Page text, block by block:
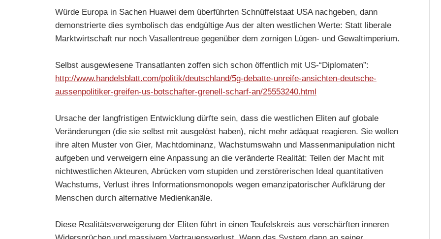
Würde Europa in Sachen Huawei dem überführten Schnüffelstaat USA nachgeben, dann
demonstrierte dies symbolisch das endgültige Aus der alten westlichen Werte: Statt liberale
Marktwirtschaft nur noch Vasallentreue gegenüber dem zornigen Lügen- und Gewaltimperium.
Selbst ausgewiesene Transatlanten zoffen sich schon öffentlich mit US-“Diplomaten”:
http://www.handelsblatt.com/politik/deutschland/5g-debatte-unreife-ansichten-deutsche-
aussenpolitiker-greifen-us-botschafter-grenell-scharf-an/25553240.html
Ursache der langfristigen Entwicklung dürfte sein, dass die westlichen Eliten auf globale
Veränderungen (die sie selbst mit ausgelöst haben), nicht mehr adäquat reagieren. Sie wollen
ihre alten Muster von Gier, Machtdominanz, Wachstumswahn und Massenmanipulation nicht
aufgeben und verweigern eine Anpassung an die veränderte Realität: Teilen der Macht mit
nichtwestlichen Akteuren, Abrücken vom stupiden und zerstörerischen Ideal quantitativen
Wachstums, Verlust ihres Informationsmonopols wegen emanzipatorischer Aufklärung der
Menschen durch alternative Medienkanäle.
Diese Realitätsverweigerung der Eliten führt in einen Teufelskreis aus verschärften inneren